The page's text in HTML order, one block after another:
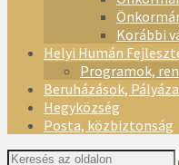
Korábbi
Helyi Humán
Programok,
Beruházások,
Hegyközség
Posta, közbiztonság